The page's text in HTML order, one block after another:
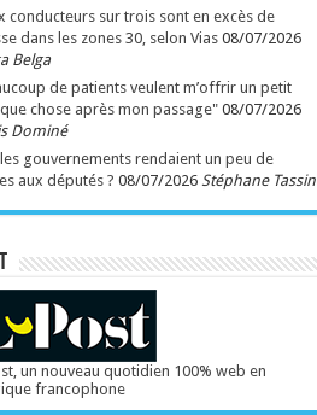
conducteurs sur trois sont en excès de
dans les zones 30, selon Vias 08/07/2026
Belga
de patients veulent m’offrir un petit
chose après mon passage" 08/07/2026
Dominé
les gouvernements rendaient un peu de
aux députés ? 08/07/2026 Stéphane Tassin
un nouveau quotidien 100% web en
francophone